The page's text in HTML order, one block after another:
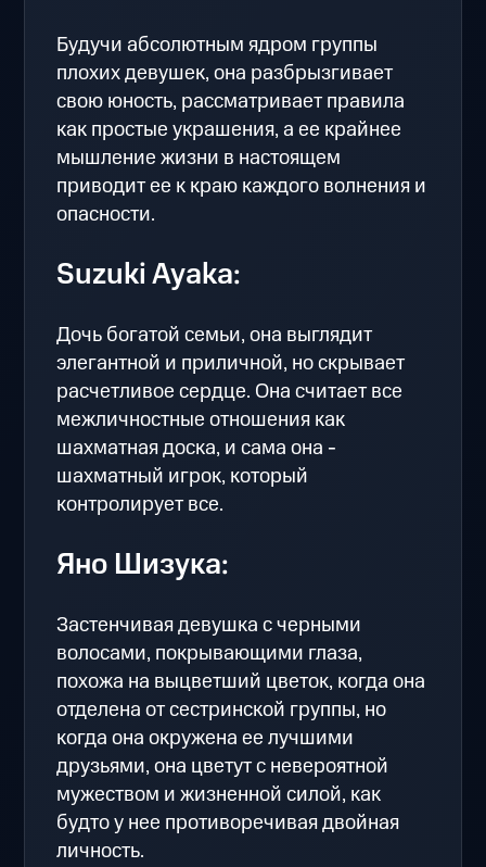
Будучи абсолютным ядром группы
плохих девушек, она разбрызгивает
свою юность, рассматривает правила
как простые украшения, а ее крайнее
мышление жизни в настоящем
приводит ее к краю каждого волнения и
опасности.
Suzuki Ayaka:
Дочь богатой семьи, она выглядит
элегантной и приличной, но скрывает
расчетливое сердце. Она считает все
межличностные отношения как
шахматная доска, и сама она -
шахматный игрок, который
контролирует все.
Яно Шизука:
Застенчивая девушка с черными
волосами, покрывающими глаза,
похожа на выцветший цветок, когда она
отделена от сестринской группы, но
когда она окружена ее лучшими
друзьями, она цветут с невероятной
мужеством и жизненной силой, как
будто у нее противоречивая двойная
личность.